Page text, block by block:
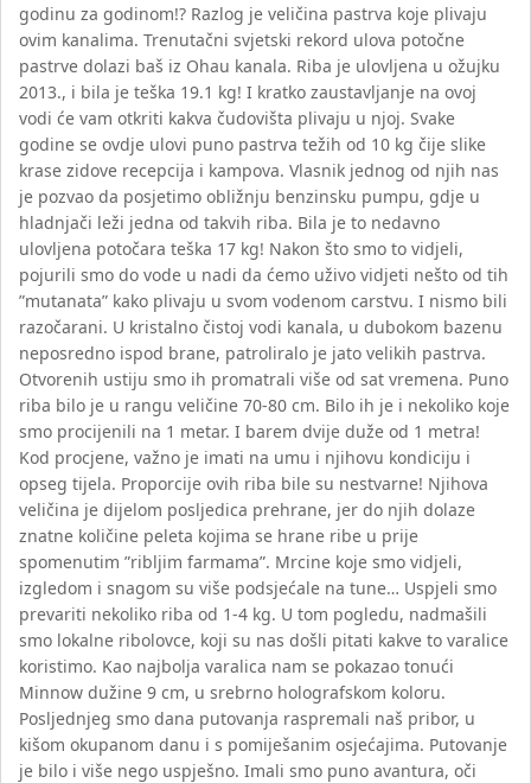
godinu za godinom!? Razlog je veličina pastrva koje plivaju
ovim kanalima. Trenutačni svjetski rekord ulova potočne
pastrve dolazi baš iz Ohau kanala. Riba je ulovljena u ožujku
2013., i bila je teška 19.1 kg! I kratko zaustavljanje na ovoj
vodi će vam otkriti kakva čudovišta plivaju u njoj. Svake
godine se ovdje ulovi puno pastrva težih od 10 kg čije slike
krase zidove recepcija i kampova. Vlasnik jednog od njih nas
je pozvao da posjetimo obližnju benzinsku pumpu, gdje u
hladnjači leži jedna od takvih riba. Bila je to nedavno
ulovljena potočara teška 17 kg! Nakon što smo to vidjeli,
pojurili smo do vode u nadi da ćemo uživo vidjeti nešto od tih
”mutanata” kako plivaju u svom vodenom carstvu. I nismo bili
razočarani. U kristalno čistoj vodi kanala, u dubokom bazenu
neposredno ispod brane, patroliralo je jato velikih pastrva.
Otvorenih ustiju smo ih promatrali više od sat vremena. Puno
riba bilo je u rangu veličine 70-80 cm. Bilo ih je i nekoliko koje
smo procijenili na 1 metar. I barem dvije duže od 1 metra!
Kod procjene, važno je imati na umu i njihovu kondiciju i
opseg tijela. Proporcije ovih riba bile su nestvarne! Njihova
veličina je dijelom posljedica prehrane, jer do njih dolaze
znatne količine peleta kojima se hrane ribe u prije
spomenutim ”ribljim farmama”. Mrcine koje smo vidjeli,
izgledom i snagom su više podsjećale na tune… Uspjeli smo
prevariti nekoliko riba od 1-4 kg. U tom pogledu, nadmašili
smo lokalne ribolovce, koji su nas došli pitati kakve to varalice
koristimo. Kao najbolja varalica nam se pokazao tonući
Minnow dužine 9 cm, u srebrno holografskom koloru.
Posljednjeg smo dana putovanja raspremali naš pribor, u
kišom okupanom danu i s pomiješanim osjećajima. Putovanje
je bilo i više nego uspješno. Imali smo puno avantura, oči